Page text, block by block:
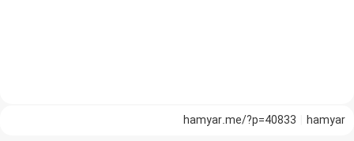
hamyar
hamyar.me/?p=40833